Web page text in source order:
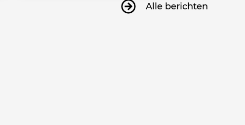
Alle berichten